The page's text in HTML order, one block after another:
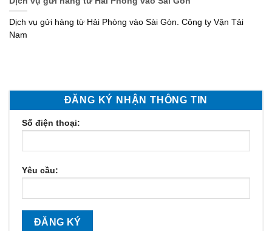
Dịch vụ gửi hàng từ Hải Phòng vào Sài Gòn. Công ty Vận Tải
Nam
ĐĂNG KÝ NHẬN THÔNG TIN
Số điện thoại:
Yêu cầu: